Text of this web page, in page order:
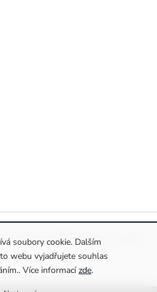
soubory cookie. Dalším
webu vyjadřujete souhlas
Více informacízde.
osobních údajůInformace o cookies